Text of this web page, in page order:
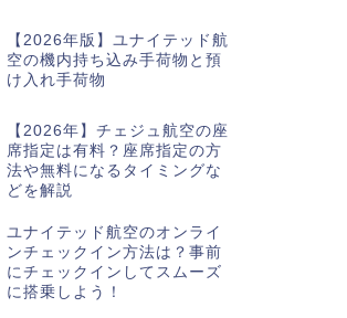
【2026年版】ユナイテッド航
空の機内持ち込み手荷物と預
け入れ手荷物
【2026年】チェジュ航空の座
席指定は有料？座席指定の方
法や無料になるタイミングな
どを解説
ユナイテッド航空のオンライ
ンチェックイン方法は？事前
にチェックインしてスムーズ
に搭乗しよう！